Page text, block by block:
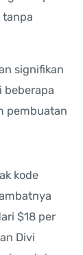
tanpa
signifikan
beberapa
pembuatan
kode
$18 per
Divi